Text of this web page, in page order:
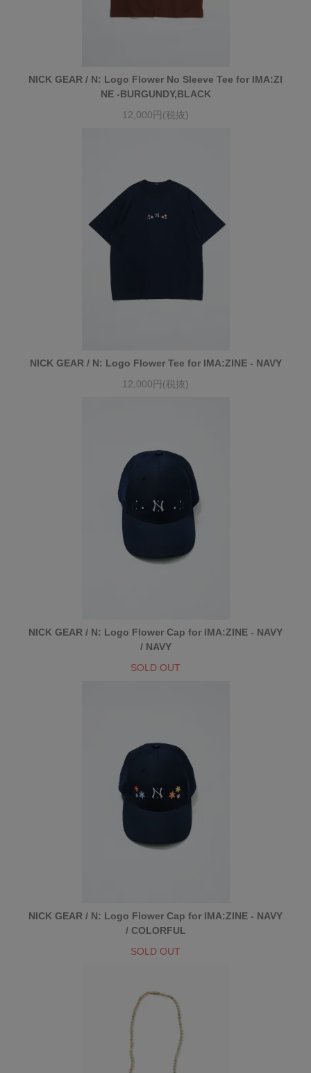
NICK GEAR / N: Logo Flower No Sleeve Tee for IMA:ZI
NE -BURGUNDY,BLACK
12,000円(税抜)
NICK GEAR / N: Logo Flower Tee for IMA:ZINE - NAVY
12,000円(税抜)
NICK GEAR / N: Logo Flower Cap for IMA:ZINE - NAVY
/ NAVY
SOLD OUT
NICK GEAR / N: Logo Flower Cap for IMA:ZINE - NAVY
/ COLORFUL
SOLD OUT